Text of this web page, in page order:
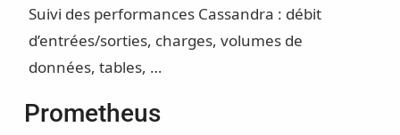
Suivi des performances Cassandra : débit
d’entrées/sorties, charges, volumes de
données, tables, …
Prometheus